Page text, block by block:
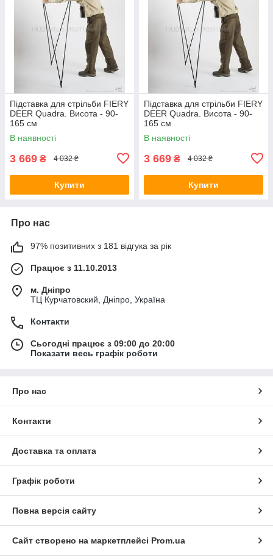
Підставка для стрільби FIERY
DEER Quadra. Висота - 90-
165 см
В наявності
3 669 ₴ 4 032 ₴
Купити
Підставка для стрільби FIERY
DEER Quadra. Висота - 90-
165 см
В наявності
3 669 ₴ 4 032 ₴
Купити
Про нас
97% позитивних з 181 відгука за рік
Працює з 11.10.2013
м. Дніпро
ТЦ Курчатовский, Дніпро, Україна
Контакти
Сьогодні працює з 09:00 до 20:00
Показати весь графік роботи
Про нас
Контакти
Доставка та оплата
Графік роботи
Повна версія сайту
Сайт створено на маркетплейсі Prom.ua